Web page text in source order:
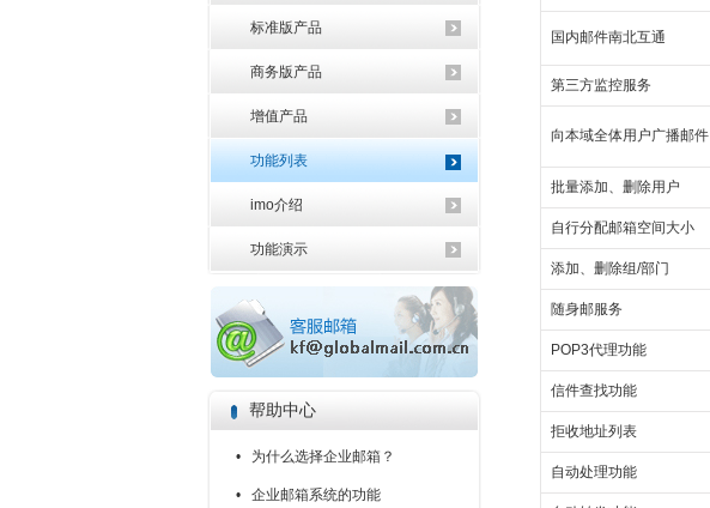
标准版产品
商务版产品
增值产品
功能列表
imo介绍
功能演示
帮助中心
• 为什么选择企业邮箱？
• 企业邮箱系统的功能
国内邮件南北互通
第三方监控服务
向本域全体用户广播邮件
批量添加、删除用户
自行分配邮箱空间大小
添加、删除组/部门
随身邮服务
POP3代理功能
信件查找功能
拒收地址列表
自动处理功能